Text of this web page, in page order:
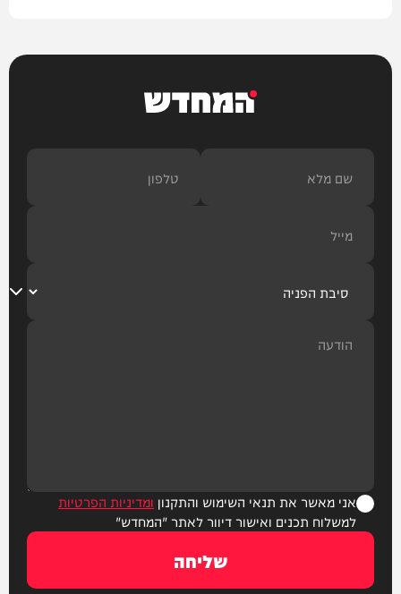
המחדש
אני מאשר את תנאי השימוש והתקנון ומדיניות הפרטיות
למשלוח תכנים ואישור דיוור לאתר "המחדש"
שליחה